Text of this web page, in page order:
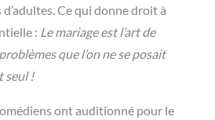
Ce qui donne droit à
: Le mariage est l’art de
que l’on ne se posait
seul !
ont auditionné pour le